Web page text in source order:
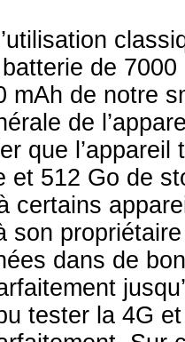
de
mAh de notre
de
que
et 512 Go de
certains
son
dans de
tester la 4G